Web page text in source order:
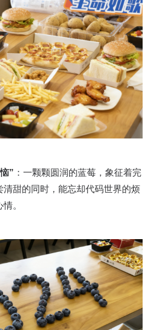
” ：一颗颗圆润的蓝莓，象征着完
甜的同时，能忘却代码世界的烦
。